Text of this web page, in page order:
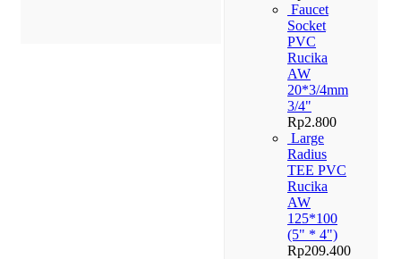
Faucet
Socket
PVC
Rucika
AW
20*3/4mm
3/4"
Rp2.800
Large
Radius
TEE PVC
Rucika
AW
125*100
(5" * 4")
Rp209.400